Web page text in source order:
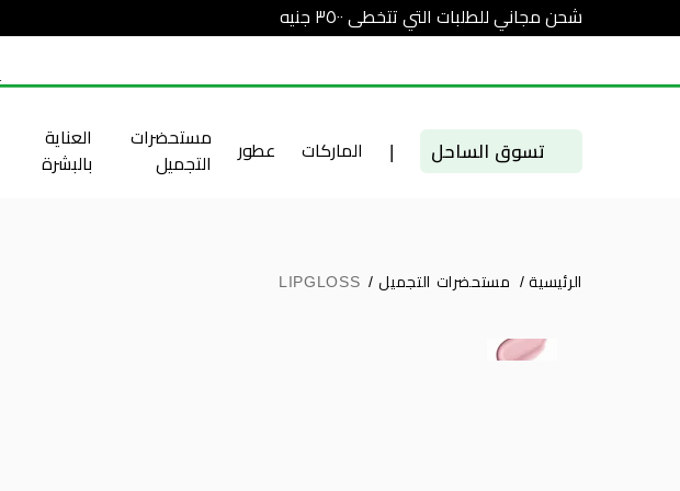
شحن مجاني للطلبات التي تتخطى ٣٥٠٠ جنيه
تسوق الساحل | الماركات عطور
مستحضرات
التجميل
العناية
بالبشرة
الرئيسية / مستحضرات التجميل /
LIPGLOSS